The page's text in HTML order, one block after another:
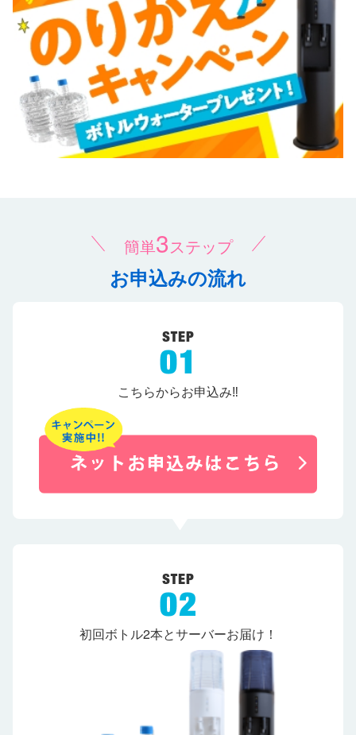
簡単3ステップ
お申込みの流れ
こちらからお申込み‼
初回ボトル2本とサーバーお届け！